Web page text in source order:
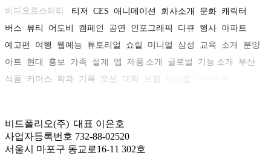
비디오로스터리
티저 CES 애니메이션 회사소개 문화 캐릭터
버스
뷰티 어도비 캠페인 공연 인포그래픽 다큐 행사 아파트
예고편
여행 웹예능 튜토리얼 쇼릴 미니멀 삼성 교육 소개
분양
아트
현대 홍보 가족 설계 앱 제품 소개 글로벌 기능 소개
부산
식품
커머스 학과 기록 모션 대학 보험
비드폴리오(주) 대표 이은호
사업자등록번호 732-88-02520
서울시 마포구 동교로16-11 302호